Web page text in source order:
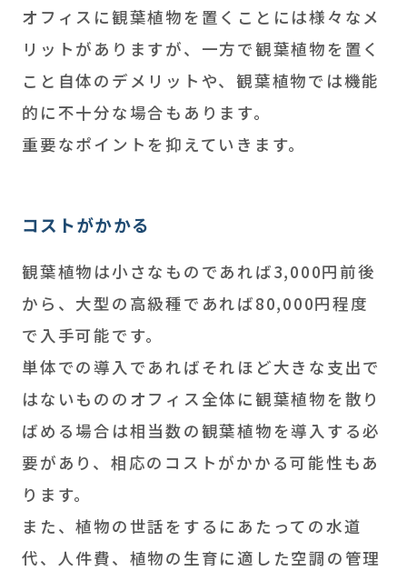
オフィスに観葉植物を置くことには様々なメ
リットがありますが、一方で観葉植物を置く
こと自体のデメリットや、観葉植物では機能
的に不十分な場合もあります。
重要なポイントを抑えていきます。
コストがかかる
観葉植物は小さなものであれば3,000円前後
から、大型の高級種であれば80,000円程度
で入手可能です。
単体での導入であればそれほど大きな支出で
はないもののオフィス全体に観葉植物を散り
ばめる場合は相当数の観葉植物を導入する必
要があり、相応のコストがかかる可能性もあ
ります。
また、植物の世話をするにあたっての水道
代、人件費、植物の生育に適した空調の管理